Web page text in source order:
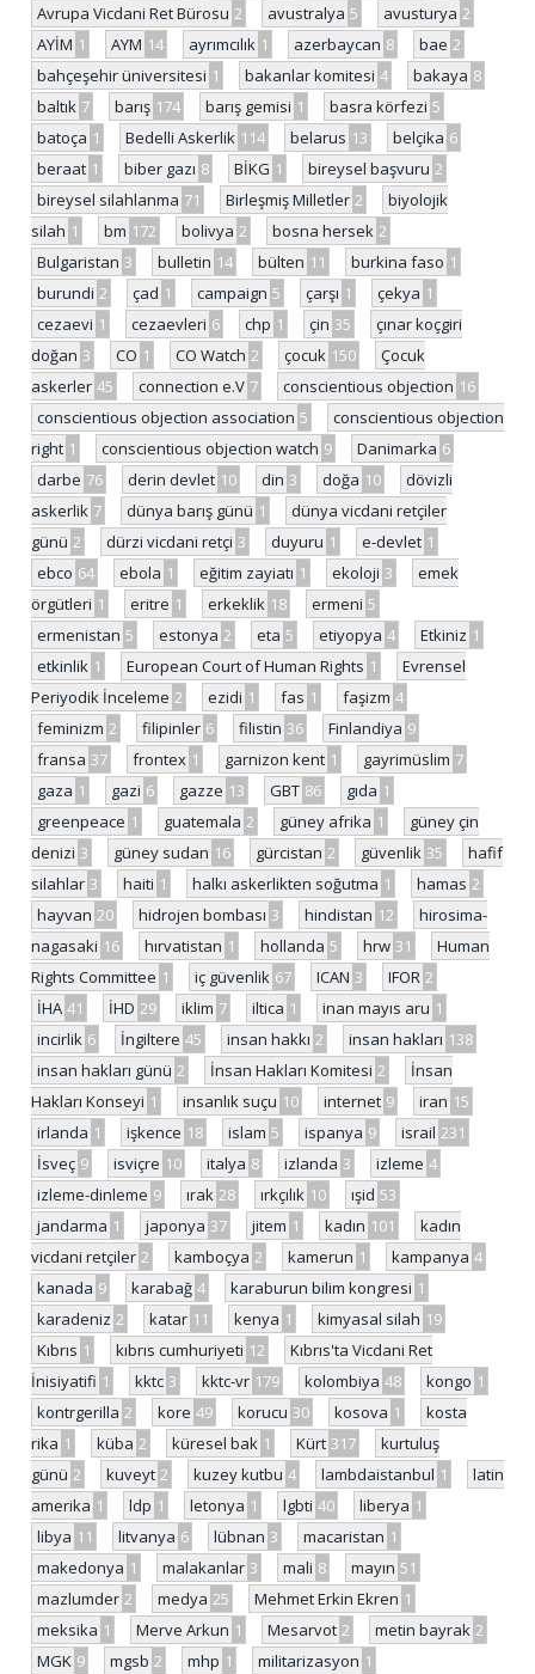
Avrupa Vicdani Ret Bürosu 2 avustralya 5 avusturya 2
AYİM 1 AYM 14 ayrımcılık 1 azerbaycan 8 bae 2
bahçeşehir üniversitesi 1 bakanlar komitesi 4 bakaya 8
baltık 7 barış 174 barış gemisi 1 basra körfezi 5
batoça 1 Bedelli Askerlik 114 belarus 13 belçika 6
beraat 1 biber gazı 8 BİKG 1 bireysel başvuru 2
bireysel silahlanma 71 Birleşmiş Milletler 2
biyolojik
silah 1 bm 172 bolivya 2 bosna hersek 2
Bulgaristan 3 bulletin 14 bülten 11 burkina faso 1
burundi 2 çad 1 campaign 5 çarşı 1 çekya 1
cezaevi 1 cezaevleri 6 chp 1 çin 35
çınar koçgiri
doğan 3 CO 1 CO Watch 2 çocuk 150
Çocuk
askerler 45 connection e.V 7 conscientious objection 16
conscientious objection association 5
conscientious objection
right 1 conscientious objection watch 9 Danimarka 6
darbe 76 derin devlet 10 din 3 doğa 10
dövizli
askerlik 7 dünya barış günü 1
dünya vicdani retçiler
günü 2 dürzi vicdani retçi 3 duyuru 1 e-devlet 1
ebco 64 ebola 1 eğitim zayiatı 1 ekoloji 3
emek
örgütleri 1 eritre 1 erkeklik 18 ermeni 5
ermenistan 5 estonya 2 eta 5 etiyopya 4 Etkiniz 1
etkinlik 1 European Court of Human Rights 1
Evrensel
Periyodik İnceleme 2 ezidi 1 fas 1 faşizm 4
feminizm 2 filipinler 6 filistin 36 Finlandiya 9
fransa 37 frontex 1 garnizon kent 1 gayrimüslim 7
gaza 1 gazi 6 gazze 13 GBT 86 gıda 1
greenpeace 1 guatemala 2 güney afrika 1
güney çin
denizi 3 güney sudan 16 gürcistan 2 güvenlik 35
hafif
silahlar 3 haiti 1 halkı askerlikten soğutma 1 hamas 2
hayvan 20 hidrojen bombası 3 hindistan 12
hirosima-
nagasaki 16 hırvatistan 1 hollanda 5 hrw 31
Human
Rights Committee 1 iç güvenlik 67 ICAN 3 IFOR 2
İHA 41 İHD 29 iklim 7 iltica 1 inan mayıs aru 1
incirlik 6 İngiltere 45 insan hakkı 2 insan hakları 138
insan hakları günü 2 İnsan Hakları Komitesi 2
İnsan
Hakları Konseyi 1 insanlık suçu 10 internet 9 iran 15
irlanda 1 işkence 18 islam 5 ispanya 9 israil 231
İsveç 9 isviçre 10 italya 8 izlanda 3 izleme 4
izleme-dinleme 9 ırak 28 ırkçılık 10 ışid 53
jandarma 1 japonya 37 jitem 1 kadın 101
kadın
vicdani retçiler 2 kamboçya 2 kamerun 1 kampanya 4
kanada 9 karabağ 4 karaburun bilim kongresi 1
karadeniz 2 katar 11 kenya 1 kimyasal silah 19
Kıbrıs 1 kıbrıs cumhuriyeti 12
Kıbrıs'ta Vicdani Ret
İnisiyatifi 1 kktc 3 kktc-vr 179 kolombiya 48 kongo 1
kontrgerilla 2 kore 49 korucu 30 kosova 1
kosta
rika 1 küba 2 küresel bak 1 Kürt 317
kurtuluş
günü 2 kuveyt 2 kuzey kutbu 4 lambdaistanbul 1
latin
amerika 1 ldp 1 letonya 1 lgbti 40 liberya 1
libya 11 litvanya 6 lübnan 3 macaristan 1
makedonya 1 malakanlar 3 mali 8 mayın 51
mazlumder 2 medya 25 Mehmet Erkin Ekren 1
meksika 1 Merve Arkun 1 Mesarvot 2 metin bayrak 2
MGK 9 mgsb 2 mhp 1 militarizasyon 1